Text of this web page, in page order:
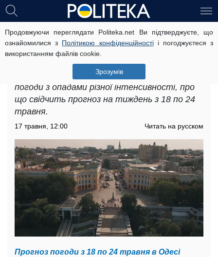
Продовжуючи переглядати Politeka.net Ви підтверджуєте, що
ознайомилися з Політикою конфіденційностіі погоджуєтеся з
використанням файлів cookie.
Зрозумів
В Одесі різко ускладниться погода:
прогноз на тиждень з 18 по 24
травня
Одеса готується до періоду нестабільної
погоди з опадами різної інтенсивності, про
що свідчить прогноз на тиждень з 18 по 24
травня.
17 травня, 12:00 Читать на русском
Прогноз погоди з 18 по 24 травня в Одесі